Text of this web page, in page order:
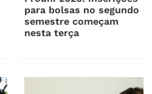
para bolsas no segundo
semestre começam
nesta terça